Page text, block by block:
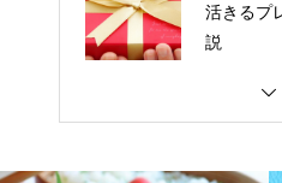
活きるプ
説
アクリル